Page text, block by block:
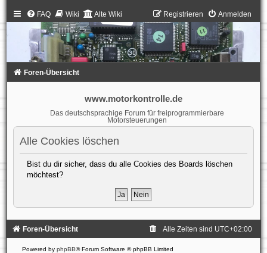
FAQ Wiki Alte Wiki Anmelden
Registrieren
Foren-Übersicht
www.motorkontrolle.de
Das deutschsprachige Forum für freiprogrammierbare
Motorsteuerungen
Alle Cookies löschen
Bist du dir sicher, dass du alle Cookies des Boards löschen
möchtest?
Foren-Übersicht Alle Zeiten sind UTC+02:00
Powered by phpBB® Forum Software © phpBB Limited